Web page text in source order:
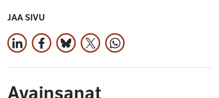
JAA SIVU
Jaa LinkedInissä
Jaa Facebookissa
Jaa Bluesky:ssa
Jaa X:ssäJaa WhatsApissa
Avainsanat